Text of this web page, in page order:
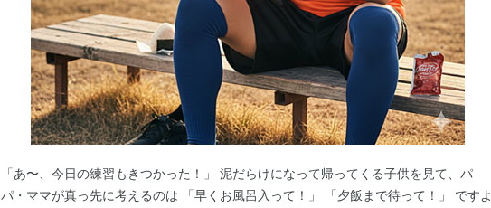
「あ〜、今日の練習もきつかった！」 泥だらけになって帰ってくる子供を見て、パ
パ・ママが真っ先に考えるのは 「早くお風呂入って！」 「夕飯まで待って！」 ですよ